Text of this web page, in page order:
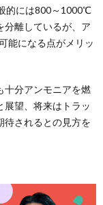
的には800～1000℃
分離しているが、ア
能になる点がメリッ
十分アンモニアを燃
展望、将来はトラッ
待されるとの見方を